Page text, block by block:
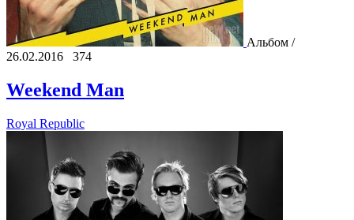
Альбом /
26.02.2016
374
Weekend Man
Royal Republic